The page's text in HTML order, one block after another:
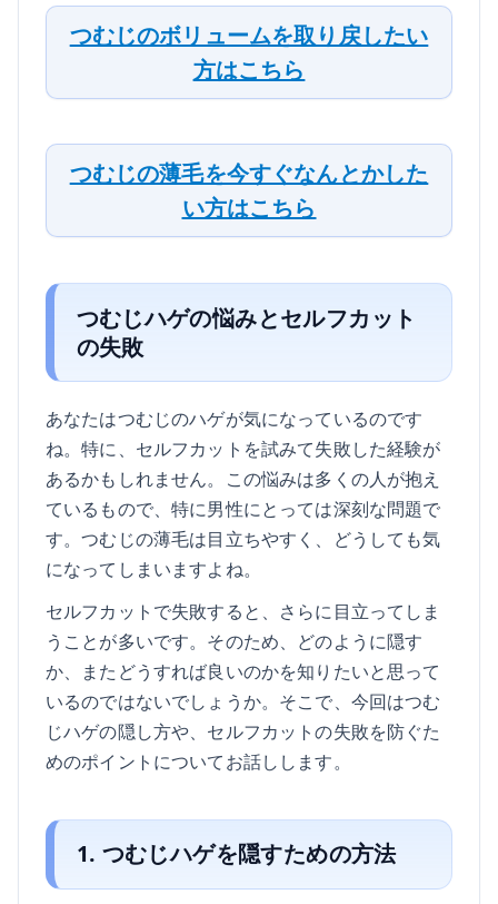
つむじのボリュームを取り戻したい
方はこちら
つむじの薄毛を今すぐなんとかした
い方はこちら
つむじハゲの悩みとセルフカット
の失敗
あなたはつむじのハゲが気になっているのです
ね。特に、セルフカットを試みて失敗した経験が
あるかもしれません。この悩みは多くの人が抱え
ているもので、特に男性にとっては深刻な問題で
す。つむじの薄毛は目立ちやすく、どうしても気
になってしまいますよね。
セルフカットで失敗すると、さらに目立ってしま
うことが多いです。そのため、どのように隠す
か、またどうすれば良いのかを知りたいと思って
いるのではないでしょうか。そこで、今回はつむ
じハゲの隠し方や、セルフカットの失敗を防ぐた
めのポイントについてお話しします。
1. つむじハゲを隠すための方法